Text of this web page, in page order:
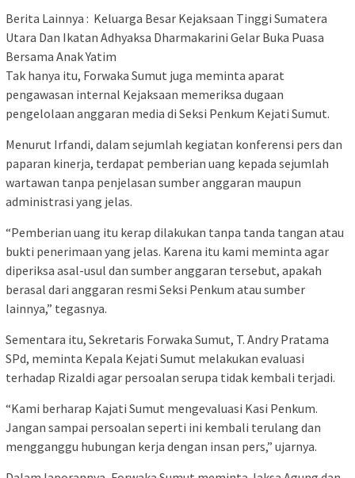
Berita Lainnya : Keluarga Besar Kejaksaan Tinggi Sumatera
Utara Dan Ikatan Adhyaksa Dharmakarini Gelar Buka Puasa
Bersama Anak Yatim
Tak hanya itu, Forwaka Sumut juga meminta aparat
pengawasan internal Kejaksaan memeriksa dugaan
pengelolaan anggaran media di Seksi Penkum Kejati Sumut.
Menurut Irfandi, dalam sejumlah kegiatan konferensi pers dan
paparan kinerja, terdapat pemberian uang kepada sejumlah
wartawan tanpa penjelasan sumber anggaran maupun
administrasi yang jelas.
“Pemberian uang itu kerap dilakukan tanpa tanda tangan atau
bukti penerimaan yang jelas. Karena itu kami meminta agar
diperiksa asal-usul dan sumber anggaran tersebut, apakah
berasal dari anggaran resmi Seksi Penkum atau sumber
lainnya,” tegasnya.
Sementara itu, Sekretaris Forwaka Sumut, T. Andry Pratama
SPd, meminta Kepala Kejati Sumut melakukan evaluasi
terhadap Rizaldi agar persoalan serupa tidak kembali terjadi.
“Kami berharap Kajati Sumut mengevaluasi Kasi Penkum.
Jangan sampai persoalan seperti ini kembali terulang dan
mengganggu hubungan kerja dengan insan pers,” ujarnya.